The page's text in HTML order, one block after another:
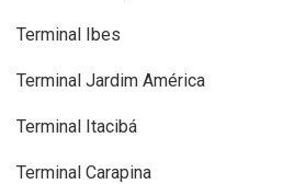
Terminal Ibes
Terminal Jardim América
Terminal Itacibá
Terminal Carapina